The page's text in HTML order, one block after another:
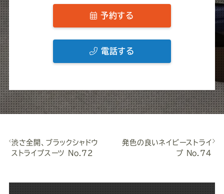
予約する
電話する
渋さ全開、ブラックシャドウ
ストライプスーツ No.72
発色の良いネイビーストライ
プ No.74